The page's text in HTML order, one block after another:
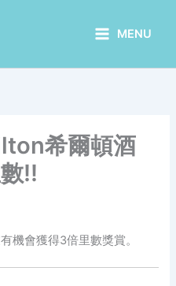
MENU
希爾頓酒
!!
機會獲得3倍里數獎賞。